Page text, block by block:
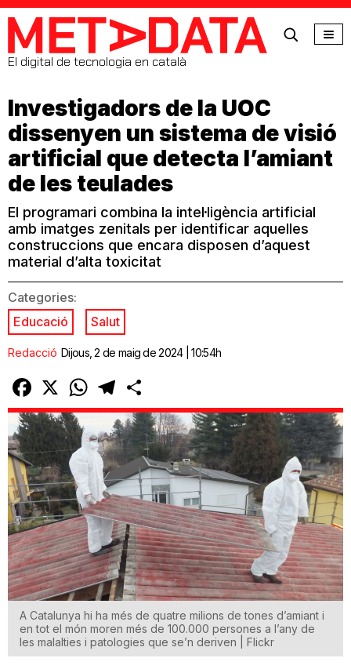
MetaData
El digital de tecnologia en català
Investigadors de la UOC
dissenyen un sistema de visió
artificial que detecta l’amiant
de les teulades
El programari combina la intel·ligència artificial
amb imatges zenitals per identificar aquelles
construccions que encara disposen d’aquest
material d’alta toxicitat
Categories:
Educació
Salut
Redacció Dijous, 2 de maig de 2024 | 10:54h
Facebook
X WhatsAppTelegram
A Catalunya hi ha més de quatre milions de tones d’amiant i
en tot el món moren més de 100.000 persones a l’any de
les malalties i patologies que se’n deriven | Flickr